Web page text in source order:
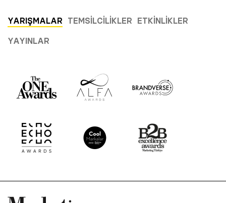
YARIŞMALAR TEMSILCILIKLER ETKINLIKLER
YAYINLAR